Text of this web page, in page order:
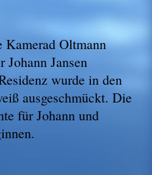
Kamerad Oltmann
Johann Jansen
wurde in den
ausgeschmückt. Die
für Johann und